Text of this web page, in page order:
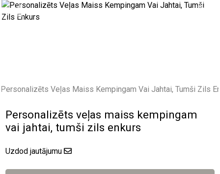
Previous
Personalizēts veļas maiss kempingam
vai jahtai, tumši zils enkurs
Uzdod jautājumu